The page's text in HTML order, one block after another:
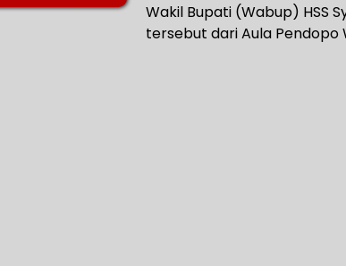
Wakil Bupati (Wabup) HSS
tersebut dari Aula Pendopo